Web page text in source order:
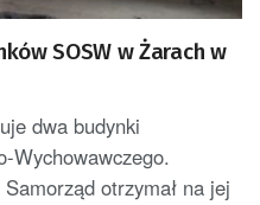
SOSW w Żarach w
dwa budynki
Wychowawczego.
otrzymał na jej